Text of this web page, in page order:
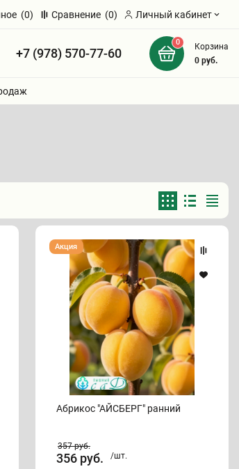
(0) Сравнение (0) Личный кабинет
+7 (978) 570-77-60
0
Корзина
0руб.
Абрикос
"АЙСБЕРГ"
ранний
Абрикос "АЙСБЕРГ" ранний
Акция
357руб.
356 руб. /шт.